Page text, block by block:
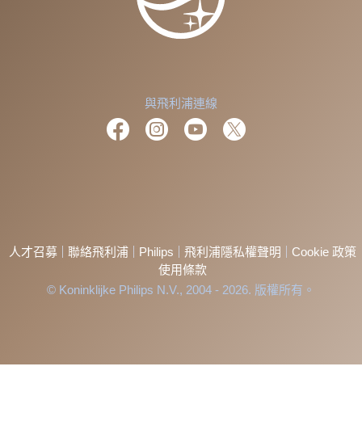
與飛利浦連線
人才召募 聯絡飛利浦 Philips 飛利浦隱私權聲明
Cookie 政策
使用條款
© Koninklijke Philips N.V., 2004 - 2026. 版權所有。